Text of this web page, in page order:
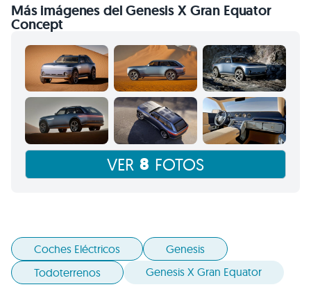
Más imágenes del Genesis X Gran Equator
Concept
VER 8 FOTOS
Coches Eléctricos
Genesis
Todoterrenos
Genesis X Gran Equator